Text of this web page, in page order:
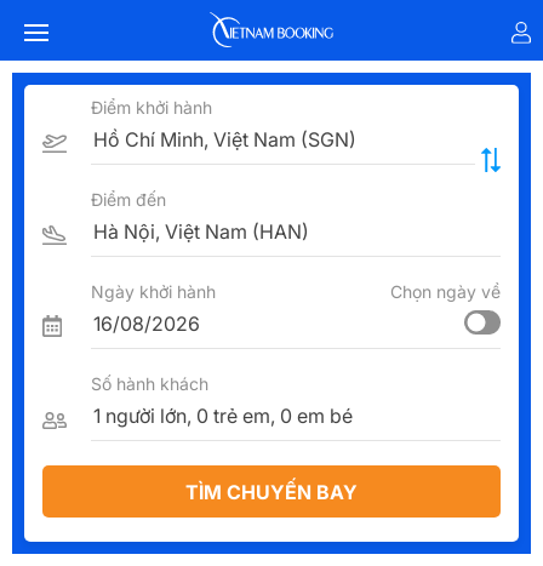
Điểm khởi hành
Điểm đến
Ngày khởi hành Chọn ngày về
Số hành khách
TÌM CHUYẾN BAY